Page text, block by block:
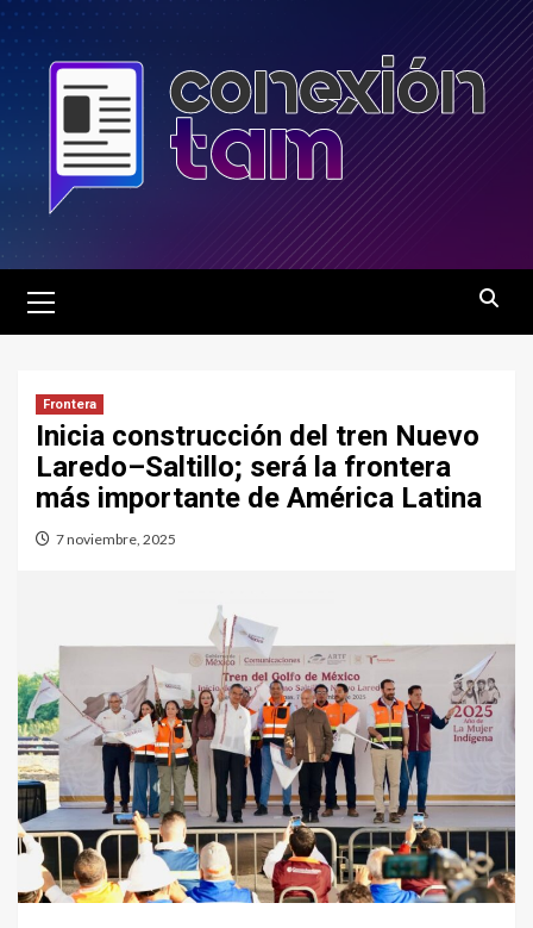
Saltar
al
contenido
principal
Frontera
Inicia construcción del tren Nuevo
Laredo–Saltillo; será la frontera
más importante de América Latina
7 noviembre, 2025